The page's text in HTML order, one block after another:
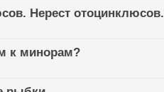
Нерест отоцинклюсов.
к минорам?